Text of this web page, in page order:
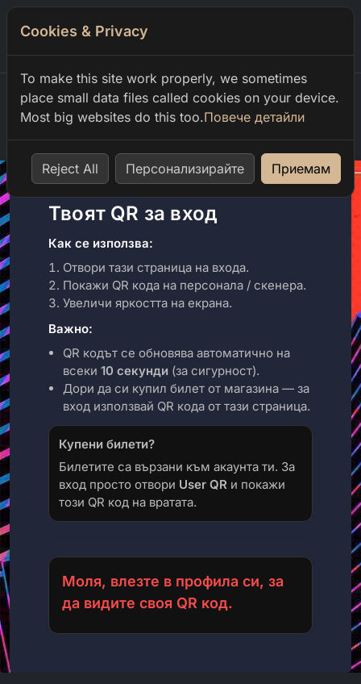
Home user qr
Твоят QR за вход
Как се използва:
Отвори тази страница на входа.
Покажи QR кода на персонала / скенера.
Увеличи яркостта на екрана.
Важно:
QR кодът се обновява автоматично на
всеки 10 секунди (за сигурност).
Дори да си купил билет от магазина — за
вход използвай QR кода от тази страница.
Купени билети?
Билетите са вързани към акаунта ти. За
вход просто отвори User QR и покажи
този QR код на вратата.
Моля, влезте в профила си, за
да видите своя QR код.
Cookies & Privacy
To make this site work properly, we sometimes
place small data files called cookies on your device.
Most big websites do this too.Повече детайли
Reject All Персонализирайте Приемам